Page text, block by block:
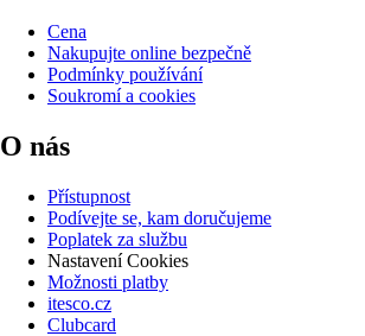
Cena
Nakupujte online bezpečně
Podmínky používání
Soukromí a cookies
O nás
Přístupnost
Podívejte se, kam doručujeme
Poplatek za službu
Nastavení Cookies
Možnosti platby
itesco.cz
Clubcard